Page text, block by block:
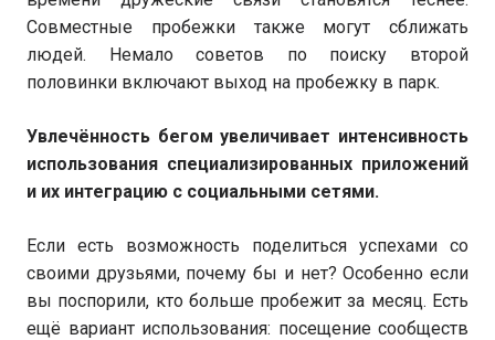
Совместные пробежки также могут сближать
людей. Немало советов по поиску второй
половинки включают выход на пробежку в парк.
Увлечённость бегом увеличивает интенсивность
использования специализированных приложений
и их интеграцию с социальными сетями.
Если есть возможность поделиться успехами со
своими друзьями, почему бы и нет? Особенно если
вы поспорили, кто больше пробежит за месяц. Есть
ещё вариант использования: посещение сообществ